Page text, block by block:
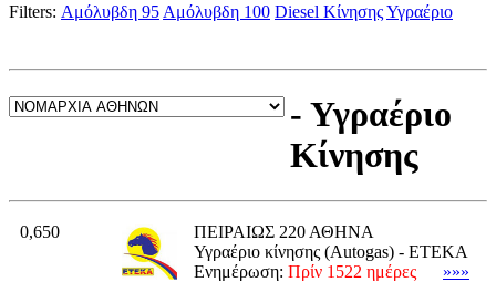
Filters: Αμόλυβδη 95 Αμόλυβδη 100 Diesel ΚίνησηςΥγραέριο
- Υγραέριο
Κίνησης
0,650
ΠΕΙΡΑΙΩΣ 220 ΑΘΗΝΑ
Υγραέριο κίνησης (Autogas) - ΕΤΕΚΑ
Ενημέρωση: Πρίν 1522 ημέρες
»»»